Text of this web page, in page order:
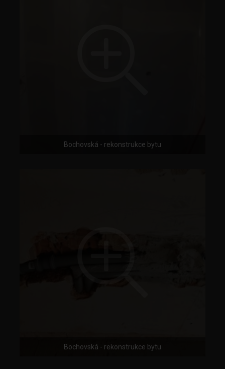
Bochovská - rekonstrukce bytu
Bochovská - rekonstrukce bytu